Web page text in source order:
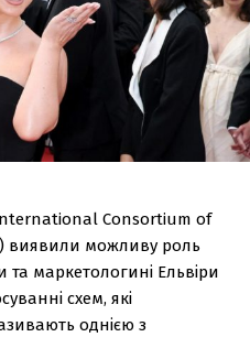
Consortium of
виявили можливу роль
та маркетологині Ельвіри
схем, які
однією з